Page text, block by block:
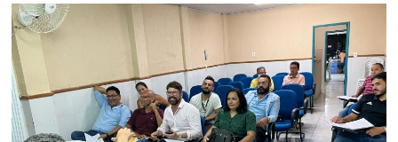
de
feriados
e
para
Bahia
e